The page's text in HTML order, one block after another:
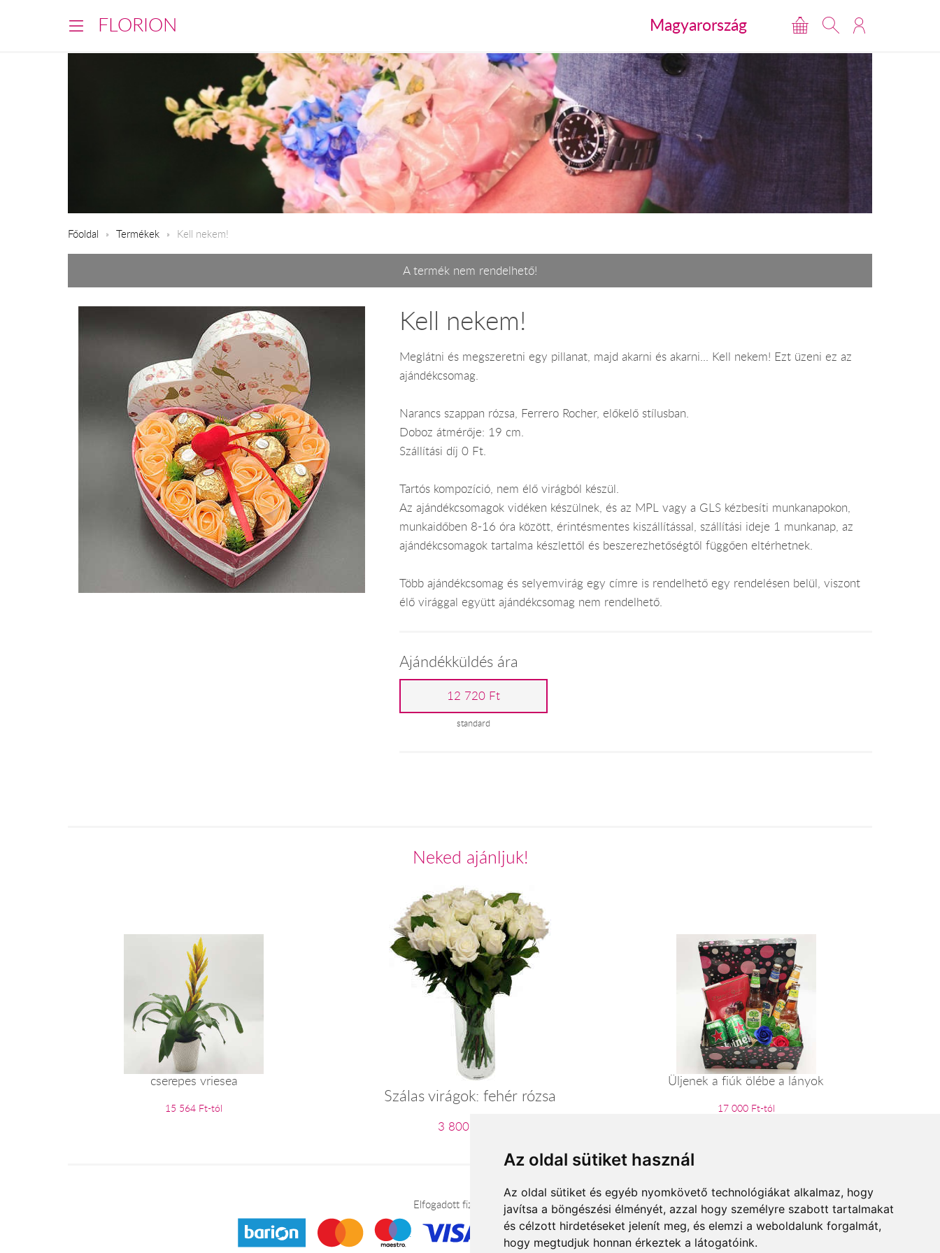
Az oldal sütiket használ
Az oldal sütiket és egyéb nyomkövető technológiákat alkalmaz, hogy
javítsa a böngészési élményét, azzal hogy személyre szabott tartalmakat
és célzott hirdetéseket jelenít meg, és elemzi a weboldalunk forgalmát,
hogy megtudjuk honnan érkeztek a látogatóink.
FLORION Magyarország
Főoldal Termékek Kell nekem!
A termék nem rendelhető!
Kell nekem!
Meglátni és megszeretni egy pillanat, majd akarni és akarni... Kell nekem! Ezt üzeni ez az
ajándékcsomag.
Narancs szappan rózsa, Ferrero Rocher, előkelő stílusban.
Doboz átmérője: 19 cm.
Szállítási díj 0 Ft.
Tartós kompozíció, nem élő virágból készül.
Az ajándékcsomagok vidéken készülnek, és az MPL vagy a GLS kézbesíti munkanapokon,
munkaidőben 8-16 óra között, érintésmentes kiszállítással, szállítási ideje 1 munkanap, az
ajándékcsomagok tartalma készlettől és beszerezhetőségtől függően eltérhetnek.
Több ajándékcsomag és selyemvirág egy címre is rendelhető egy rendelésen belül, viszont
élő virággal együtt ajándékcsomag nem rendelhető.
Ajándékküldés ára
12 720 Ft
standard
Neked ajánljuk!
cserepes vriesea
15 564 Ft-tól
Szálas virágok: fehér rózsa
3 800 Ft-tól
Üljenek a fiúk ölébe a lányok
17 000 Ft-tól
Elfogadott fizetési módok